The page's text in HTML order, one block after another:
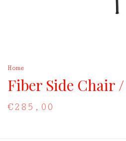
Home
Fiber Side Chair
€285,00